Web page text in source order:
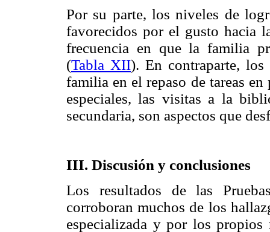
Por su parte, los niveles de
favorecidos por el gusto hacia
frecuencia en que la familia
(Tabla XII). En contraparte,
familia en el repaso de tareas
especiales, las visitas a la
secundaria, son aspectos que
III. Discusión y conclusiones
Los resultados de las
corroboran muchos de los
especializada y por los propios